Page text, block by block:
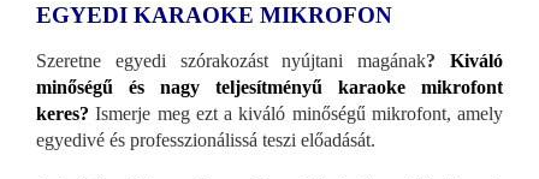
EGYEDI KARAOKE MIKROFON
Szeretne egyedi szórakozást nyújtani magának?Kiváló
minőségű és nagy teljesítményű karaoke mikrofont
keres?Ismerje meg ezt a kiváló minőségű mikrofont, amely
egyedivé és professzionálissá teszi előadását.